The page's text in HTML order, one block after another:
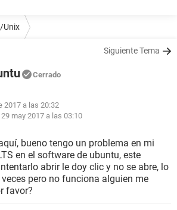
Unix
Siguiente Tema
Cerrado
2017 a las 20:32
29 may 2017 a las 03:10
bueno tengo un problema en mi
en el software de ubuntu, este
abrir le doy clic y no se abre, lo
pero no funciona alguien me
favor?